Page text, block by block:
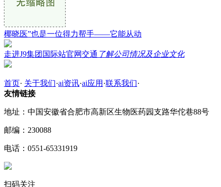
椰晓医”也是一位得力帮手——它能从动
走进J9集团国际站官网交通 了解公司情况及企业文化
首页· 关于我们·ai资讯·ai应用 ·联系我们·
友情链接
地址：中国安徽省合肥市高新区生物医药园支路华佗巷88号
邮编：230088
电话：0551-65331919
扫码关注